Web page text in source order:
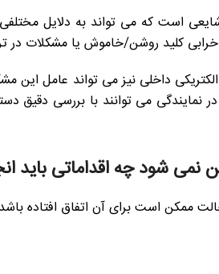
است که می تواند به دلایل
کلید روشن/خاموش یا مشکلات در
الکتریکی داخلی نیز می تواند عامل
می توانند با بررسی دقیق
نمی شود چه اقداماتی باید
ممکن است برای آن اتفاق افتاده